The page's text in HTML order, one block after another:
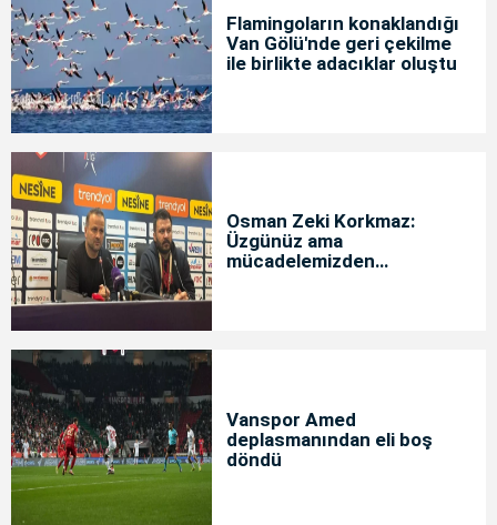
Flamingoların konaklandığı
Van Gölü'nde geri çekilme
ile birlikte adacıklar oluştu
Osman Zeki Korkmaz:
Üzgünüz ama
mücadelemizden
Vanspor Amed
deplasmanından eli boş
döndü